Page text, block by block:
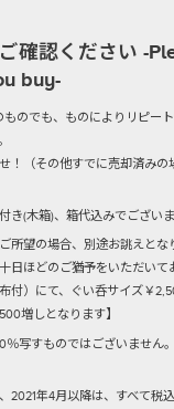
確認ください -
buy-
ものでも、ものによりリピー
！（その他すでに売却済みの
き(木箱)、箱代込みでございま
所望の場合、別途お誂えとな
日ほどのご猶予をいただいて
付）にて、ぐい呑サイズ￥
増しとなります】
％写すものではございません
2021年4月以降は、すべて税